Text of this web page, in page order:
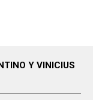
Y VINICIUS